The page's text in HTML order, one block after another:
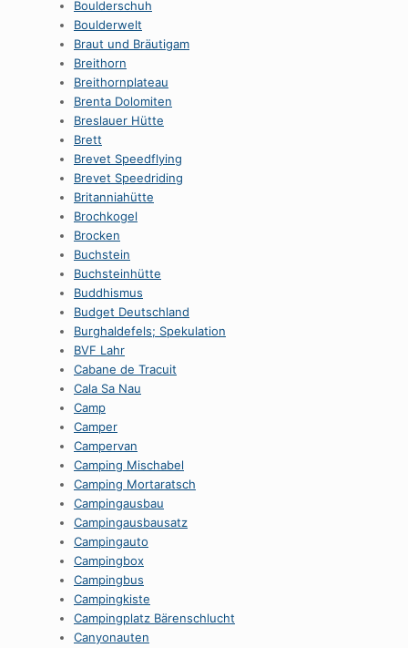
Boulderschuh
Boulderwelt
Braut und Bräutigam
Breithorn
Breithornplateau
Brenta Dolomiten
Breslauer Hütte
Brett
Brevet Speedflying
Brevet Speedriding
Britanniahütte
Brochkogel
Brocken
Buchstein
Buchsteinhütte
Buddhismus
Budget Deutschland
Burghaldefels; Spekulation
BVF Lahr
Cabane de Tracuit
Cala Sa Nau
Camp
Camper
Campervan
Camping Mischabel
Camping Mortaratsch
Campingausbau
Campingausbausatz
Campingauto
Campingbox
Campingbus
Campingkiste
Campingplatz Bärenschlucht
Canyonauten